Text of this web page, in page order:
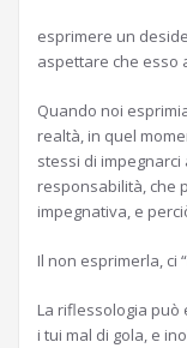
esprimere un
aspettare che esso
Quando noi
realtà, in quel
stessi di
responsabilità, che
impegnativa, e
Il non esprimerla, ci
La riflessologia
i tui mal di gola, e